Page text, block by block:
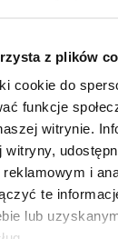
z plików
cookie do
funkcje
witrynie.
reklamowym i
te
lub
ŁAWKA
725,71
863,94